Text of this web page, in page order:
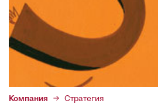
Компания Стратегия